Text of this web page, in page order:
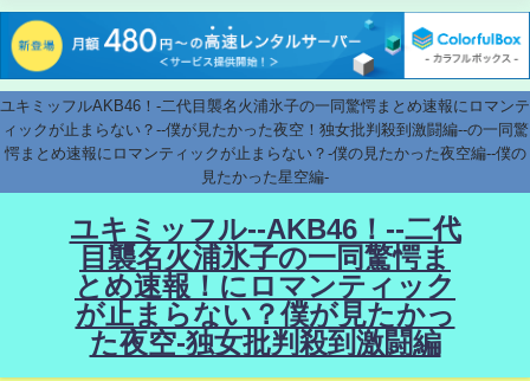
ユキミッフルAKB46！-二代目襲名火浦氷子の一同驚愕まとめ速報にロマンテ
ィックが止まらない？--僕が見たかった夜空！独女批判殺到激闘編--の一同驚
愕まとめ速報にロマンティックが止まらない？-僕の見たかった夜空編--僕の
見たかった星空編-
ユキミッフル--AKB46！--二代
目襲名火浦氷子の一同驚愕ま
とめ速報！にロマンティック
が止まらない？僕が見たかっ
た夜空-独女批判殺到激闘編